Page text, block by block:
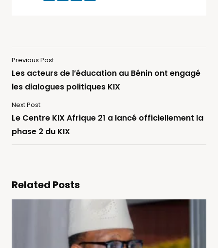
Previous Post
Les acteurs de l’éducation au Bénin ont engagé
les dialogues politiques KIX
Next Post
Le Centre KIX Afrique 21 a lancé officiellement la
phase 2 du KIX
Related Posts